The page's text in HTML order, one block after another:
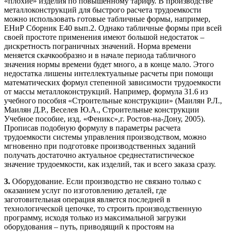
металлоконструкций для быстрого расчета трудоемкости
можно использовать готовые табличные формы, например,
ЕНиР Сборник Е40 вып.2. Однако табличные формы при всей
своей простоте применения имеют большой недостаток –
дискретность пограничных значений. Норма времени
меняется скачкообразно и в начале периода табличного
значения нормы времени будет много, а в конце мало. Этого
недостатка лишены интеллектуальные расчеты при помощи
математических формул степенной зависимости трудоемкости
от массы металлоконструкций. Например, формула 31.6 из
учебного пособия «Строительные конструкции» (Маилян Р.Л.,
Маилян Д.Р., Веселев Ю.А., Строительные конструкции
Учебное пособие, изд. «Феникс»,г. Ростов-на-Дону, 2005).
Прописав подобную формулу в параметры расчета
трудоемкости системы управления производством, можно
мгновенно при подготовке производственных заданий
получать достаточно актуальное среднестатистическое
значение трудоемкости, как изделий, так и всего заказа сразу.
3. Оборудование. Если производство не связано только с
оказанием услуг по изготовлению деталей, где
заготовительная операция является последней в
технологической цепочке, то строить производственную
программу, исходя только из максимальной загрузки
оборудования – путь, приводящий к простоям на